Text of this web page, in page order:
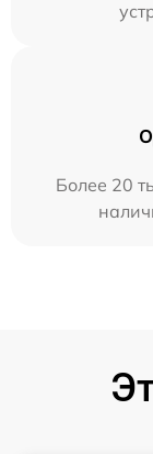
Более 20